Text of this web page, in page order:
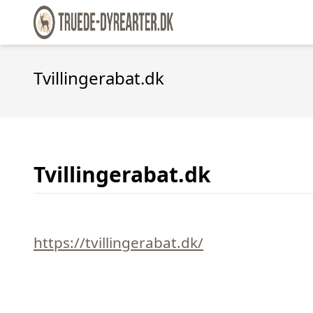
Tvillingerabat.dk
Tvillingerabat.dk
https://tvillingerabat.dk/